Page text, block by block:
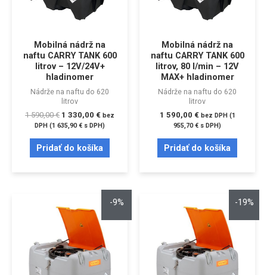
Mobilná nádrž na
naftu CARRY TANK 600
litrov – 12V/24V+
hladinomer
Nádrže na naftu do 620
litrov
1 590,00€ 1 330,00 € bez
DPH (1 635,90€ s DPH)
Pridať do košíka
Mobilná nádrž na
naftu CARRY TANK 600
litrov, 80 l/min – 12V
MAX+ hladinomer
Nádrže na naftu do 620
litrov
1 590,00 € bez DPH (1
955,70€ s DPH)
Pridať do košíka
-9% -19%